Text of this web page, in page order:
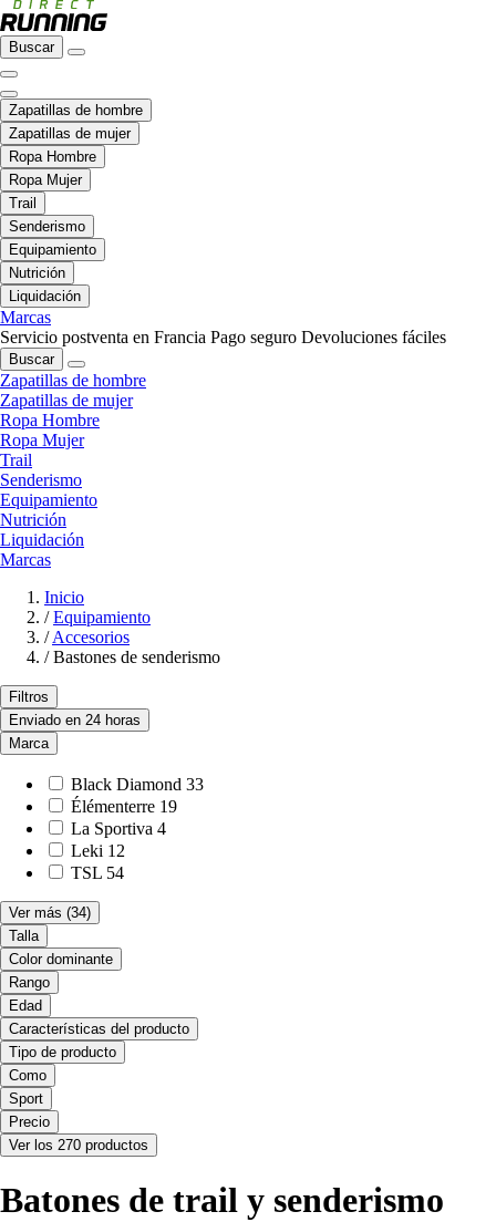
Buscar
Zapatillas de hombre
Zapatillas de mujer
Ropa Hombre
Ropa Mujer
Trail
Senderismo
Equipamiento
Nutrición
Liquidación
Marcas
Servicio postventa en Francia Pago seguro Devoluciones fáciles
Buscar
Zapatillas de hombre
Zapatillas de mujer
Ropa Hombre
Ropa Mujer
Trail
Senderismo
Equipamiento
Nutrición
Liquidación
Marcas
Inicio
/ Equipamiento
/ Accesorios
/ Bastones de senderismo
Filtros
Enviado en 24 horas
Marca
Black Diamond 33
Élémenterre 19
La Sportiva 4
Leki 12
TSL 54
Ver más (34)
Talla
Color dominante
Rango
Edad
Características del producto
Tipo de producto
Como
Sport
Precio
Ver los 270 productos
Batones de trail y senderismo